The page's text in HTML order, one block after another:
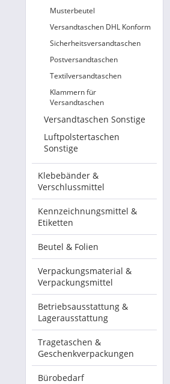
Musterbeutel
Versandtaschen DHL Konform
Sicherheitsversandtaschen
Postversandtaschen
Textilversandtaschen
Klammern für
Versandtaschen
Versandtaschen Sonstige
Luftpolstertaschen
Sonstige
Klebebänder &
Verschlussmittel
Kennzeichnungsmittel &
Etiketten
Beutel & Folien
Verpackungsmaterial &
Verpackungsmittel
Betriebsausstattung &
Lagerausstattung
Tragetaschen &
Geschenkverpackungen
Bürobedarf